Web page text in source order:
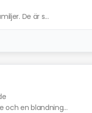
De är s...
och en blandning...